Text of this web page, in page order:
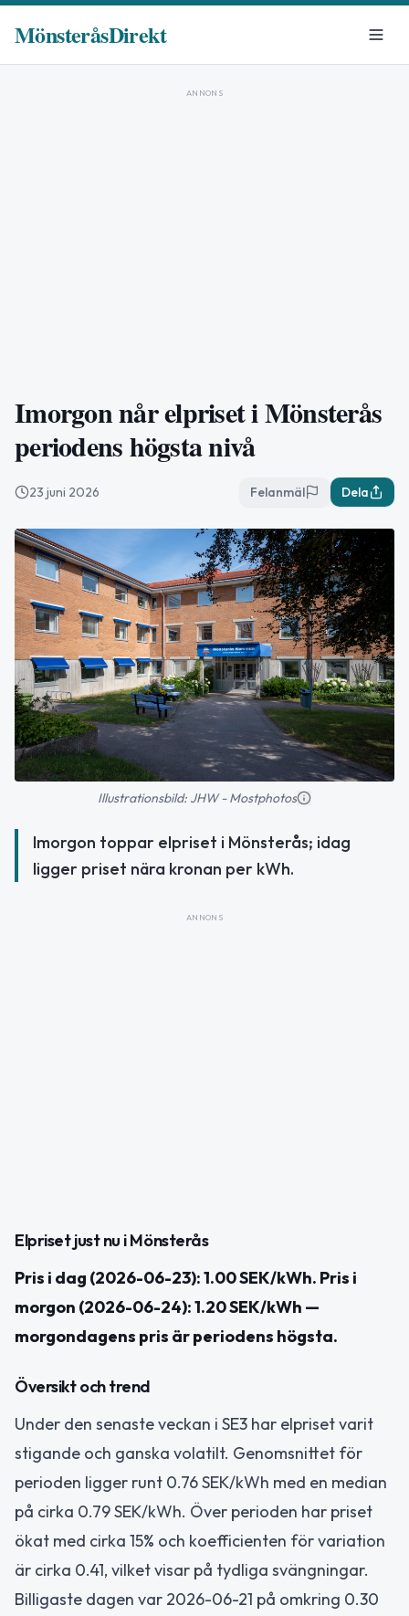
MönsteråsDirekt
ANNONS
Imorgon når elpriset i Mönsterås
periodens högsta nivå
23 juni 2026 Felanmäl Dela
Illustrationsbild: JHW - Mostphotos
Imorgon toppar elpriset i Mönsterås; idag
ligger priset nära kronan per kWh.
ANNONS
Elpriset just nu i Mönsterås
Pris i dag (2026-06-23): 1.00 SEK/kWh. Pris i
morgon (2026-06-24): 1.20 SEK/kWh —
morgondagens pris är periodens högsta.
Översikt och trend
Under den senaste veckan i SE3 har elpriset varit
stigande och ganska volatilt. Genomsnittet för
perioden ligger runt 0.76 SEK/kWh med en median
på cirka 0.79 SEK/kWh. Över perioden har priset
ökat med cirka 15% och koefficienten för variation
är cirka 0.41, vilket visar på tydliga svängningar.
Billigaste dagen var 2026-06-21 på omkring 0.30